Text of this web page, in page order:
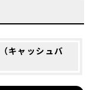
キャッシュバ